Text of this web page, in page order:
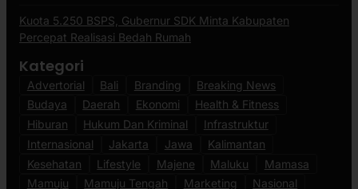
Kuota 5.250 BSPS, Gubernur SDK Minta Kabupaten
Percepat Realisasi Bedah Rumah
Kategori
Advertorial Bali Branding
Breaking News
Budaya
Daerah Ekonomi
Health & Fitness
Hiburan
Hukum Dan Kriminal
Infrastruktur
Internasional
Jakarta Jawa
Kalimantan
Kesehatan
Lifestyle Majene Maluku
Mamasa
Mamuju
Mamuju Tengah Marketing Nasional